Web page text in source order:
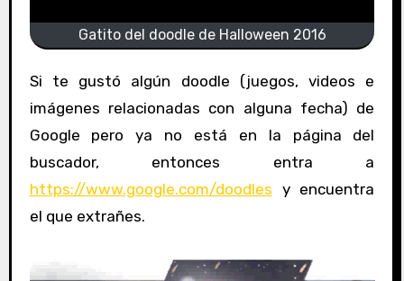
Gatito del doodle de Halloween 2016
Si te gustó algún doodle (juegos, videos e
imágenes relacionadas con alguna fecha) de
Google pero ya no está en la página del
buscador, entonces entra a
https://www.google.com/doodles y encuentra
el que extrañes.